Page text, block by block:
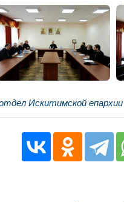
Искитимской епархии